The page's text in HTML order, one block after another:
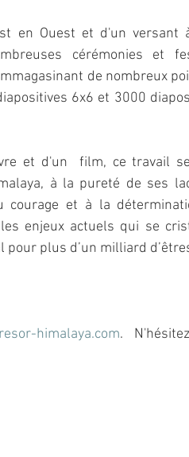
en Ouest et d'un versant
cérémonies et
de nombreux
6x6 et 3000
et d'un  film, ce travail
à la pureté de ses
courage et à la
enjeux actuels qui se
plus d’un milliard
himalaya.com.